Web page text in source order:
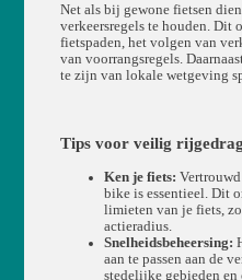
Net als bij gewone fietsen
verkeersregels te houden. Dit
fietspaden, het volgen van
van voorrangsregels.
te zijn van lokale wetgeving
Tips voor veilig rijgedrag
Ken je fiets:
bike is essentieel. Dit
limieten van je fiets,
actieradius.
Snelheidsbeheersing:
aan te passen aan de
stedelijke gebieden